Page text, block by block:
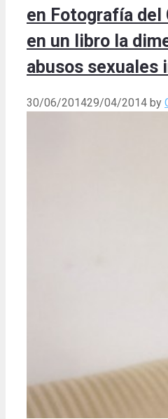
en Fotografía del
en un libro la
abusos sexuales
30/06/201429/04/2014 by